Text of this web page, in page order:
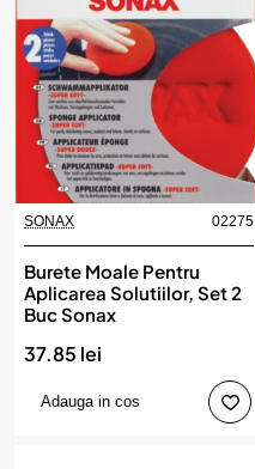
SONAX 02275
Burete Moale Pentru
Aplicarea Solutiilor, Set 2
Buc Sonax
37.85 lei
Adauga in cos